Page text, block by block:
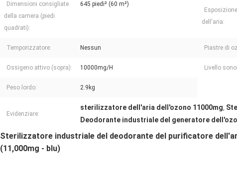
Dimensioni consigliate
della camera (piedi
quadrati):
645 piedi² (60 m²)
dell'aria:
Temporizzatore: Nessun Piastre di
Ossigeno attivo (sopra): 10000mg/H Livello
Peso lordo: 2.9kg
Evidenziare:
sterilizzatore dell'aria dell'ozono 11000mg,
Deodorante industriale del generatore
Sterilizzatore industriale del deodorante del purificatore
(11,000mg - blu)